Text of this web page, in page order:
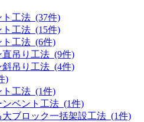
ト工法 (37件)
ト工法 (15件)
ト工法 (6件)
吊り工法 (9件)
吊り工法 (4件)
)
ト工法 (1件)
ベント工法 (1件)
ブロック一括架設工法 (1件)